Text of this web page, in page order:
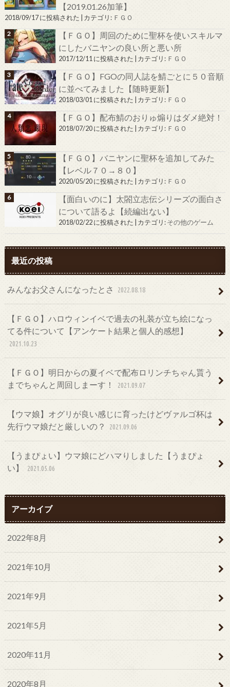
【2019.01.26加筆】
2018/09/17 に投稿された カテゴリ: ＦＧＯ
【ＦＧＯ】周回のために聖杯を使いスキルマ
にしたバニヤンの良い所と悪い所
2017/12/11 に投稿された カテゴリ: ＦＧＯ
【ＦＧＯ】FGOの同人誌を鯖ごとに５０音順
に並べてみました【随時更新】
2018/03/01 に投稿された カテゴリ: ＦＧＯ
【ＦＧＯ】配布鯖のおりゅ煽りはダメ絶対！
2018/07/20 に投稿された カテゴリ: ＦＧＯ
【ＦＧＯ】バニヤンに聖杯を追加してみた
【レベル７０→８０】
2020/05/20 に投稿された カテゴリ: ＦＧＯ
【面白いのに】太閤立志伝シリーズの面白さ
について語るよ【続編出ない】
2018/02/22 に投稿された カテゴリ:その他のゲーム
最近の投稿
みんなお父さんになったとさ 2022.08.18
【ＦＧＯ】ハロウィンイベで過去の礼装が立ち絵になっ
てる件について【アンケート結果と個人的感想】
2021.10.23
【ＦＧＯ】明日からの夏イベで配布ロリンチちゃん貰う
までちゃんと周回しまーす！
2021.09.07
【ウマ娘】オグリが良い感じに育ったけどヴァルゴ杯は
先行ウマ娘だと厳しいの？
2021.09.06
【うまぴょい】ウマ娘にどハマりしました【うまぴょ
い】
2021.05.06
アーカイブ
2022年8月
2021年10月
2021年9月
2021年5月
2020年11月
2020年8月